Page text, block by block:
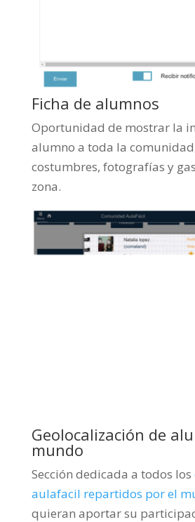
Ficha de alumnos
Oportunidad de mostrar la
alumno a toda la
costumbres, fotografías y
zona.
Geolocalización de
mundo
Sección dedicada a todos los
aulafacil repartidos por el
quieran aportar su